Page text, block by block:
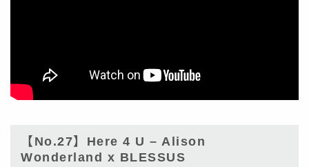
【No.27】Here 4 U – Alison
Wonderland x BLESSUS